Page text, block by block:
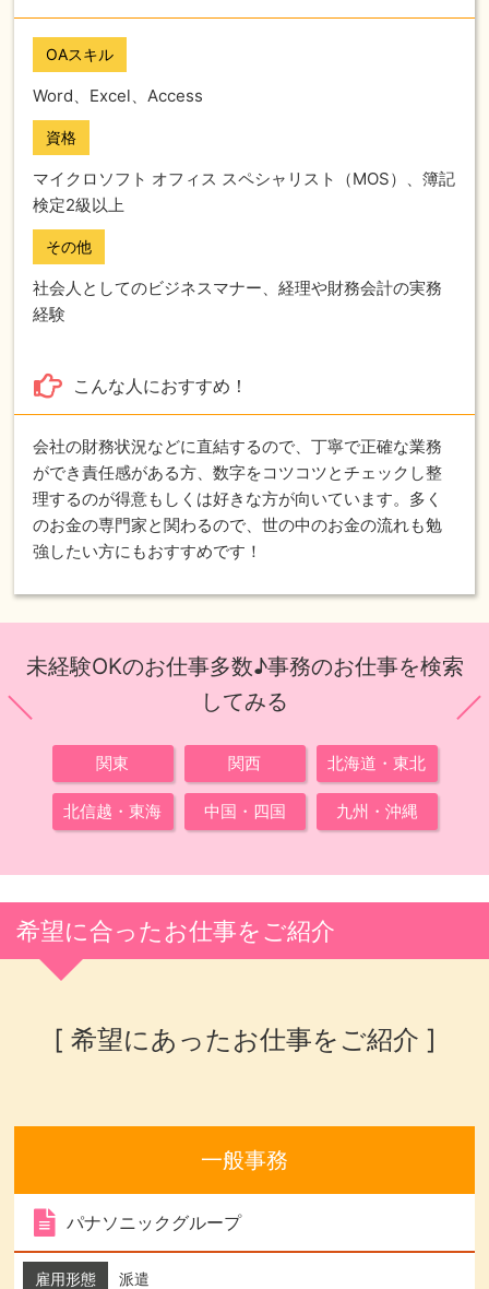
OAスキル
Word、Excel、Access
資格
マイクロソフト オフィス スペシャリスト（MOS）、簿記
検定2級以上
その他
社会人としてのビジネスマナー、経理や財務会計の実務
経験
こんな人におすすめ！
会社の財務状況などに直結するので、丁寧で正確な業務
ができ責任感がある方、数字をコツコツとチェックし整
理するのが得意もしくは好きな方が向いています。多く
のお金の専門家と関わるので、世の中のお金の流れも勉
強したい方にもおすすめです！
未経験OKのお仕事多数♪事務のお仕事を検索
してみる
関東 関西 北海道・東北
北信越・東海 中国・四国 九州・沖縄
希望に合ったお仕事をご紹介
[ 希望にあったお仕事をご紹介 ]
一般事務
パナソニックグループ
雇用形態 派遣